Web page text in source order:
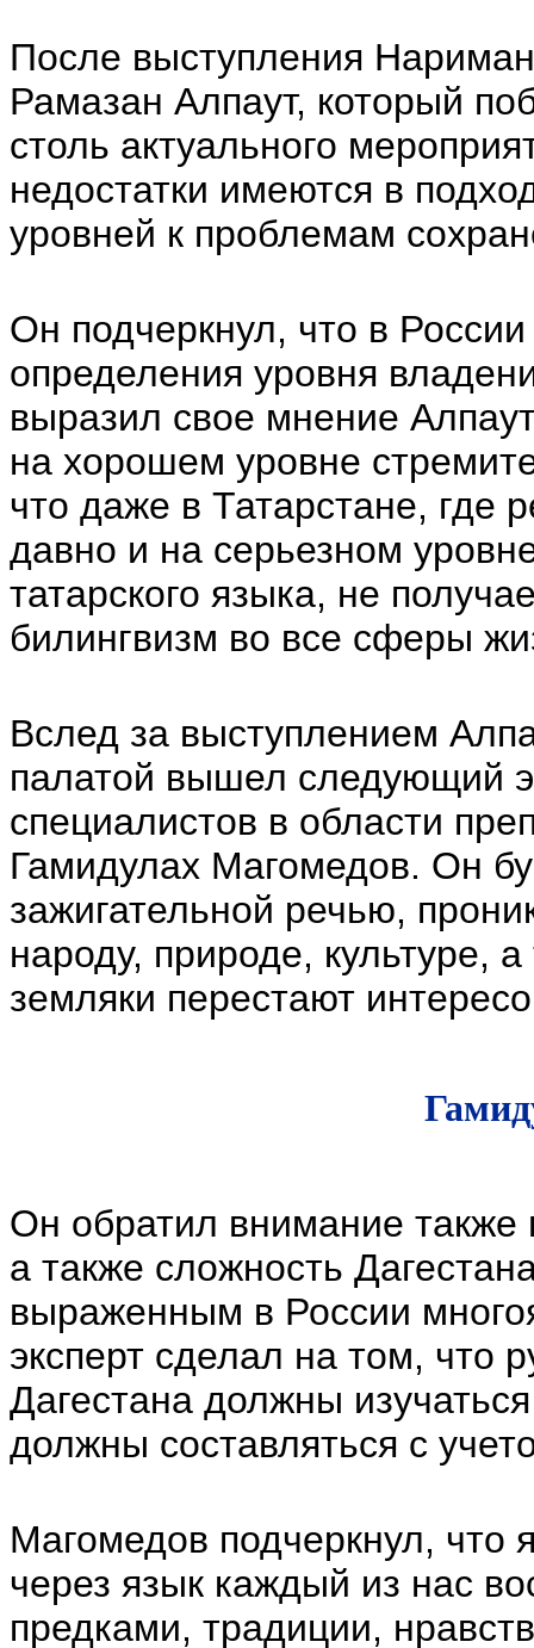
После выступления
Рамазан Алпаут, который
столь актуального
недостатки имеются в
уровней к проблемам
Он подчеркнул, что в
определения уровня
выразил свое мнение
на хорошем уровне
что даже в Татарстане, где
давно и на серьезном
татарского языка, не
билингвизм во все сферы
Вслед за выступлением
палатой вышел следующий
специалистов в области
Гамидулах Магомедов. Он
зажигательной речью,
народу, природе, культуре,
земляки перестают
Он обратил внимание также
а также сложность
выраженным в России
эксперт сделал на том, что
Дагестана должны
должны составляться с
Магомедов подчеркнул, что
через язык каждый из нас
предками, традиции,